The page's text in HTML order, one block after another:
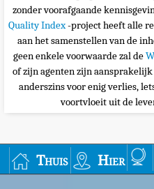
zonder voorafgaande
Quality Index-project heeft alle
aan het samenstellen van de
geen enkele voorwaarde zal de
of zijn agenten zijn
anderszins voor enig verlies,
voortvloeit uit de
Thuis Hier